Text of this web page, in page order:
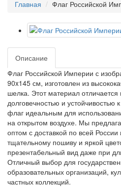
Главная Флаг Российской
Описание
Флаг Российской Империи с
90x145 см, изготовлен из
шелка. Этот материал отличается
долговечностью и устойчивостью
флаг идеальным для
на открытом воздухе. Мы
оптом с доставкой по всей
тщательному пошиву и яркой
презентабельный вид даже при
Отличный выбор для
образовательных организаций,
частных коллекций.